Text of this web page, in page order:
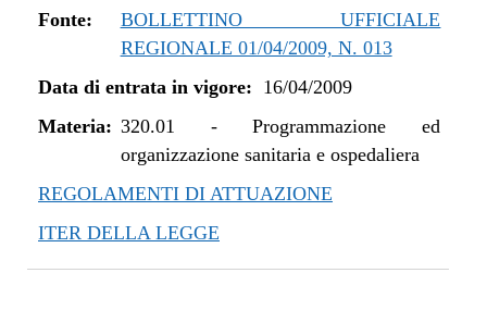
Fonte:
BOLLETTINO UFFICIALE
REGIONALE 01/04/2009, N. 013
Data di entrata in vigore: 16/04/2009
Materia: 320.01 -Programmazione ed
organizzazione sanitaria e ospedaliera
REGOLAMENTI DI ATTUAZIONE
ITER DELLA LEGGE